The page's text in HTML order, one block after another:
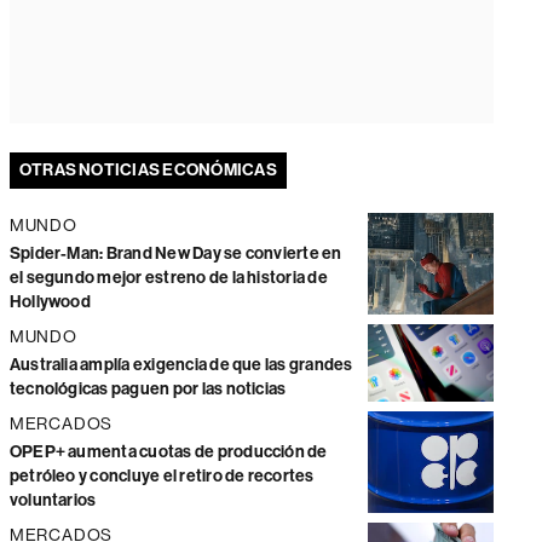
OTRAS NOTICIAS ECONÓMICAS
MUNDO
Spider-Man: Brand New Day se convierte en
el segundo mejor estreno de la historia de
Hollywood
MUNDO
Australia amplía exigencia de que las grandes
tecnológicas paguen por las noticias
MERCADOS
OPEP+ aumenta cuotas de producción de
petróleo y concluye el retiro de recortes
voluntarios
MERCADOS